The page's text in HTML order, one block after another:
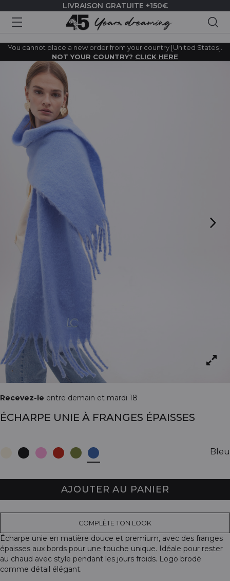
LIVRAISON GRATUITE +150€
You cannot place a new order from your country [United States].
NOT YOUR COUNTRY? CLICK HERE
Recevez-le entre demain et mardi 18
ÉCHARPE UNIE À FRANGES ÉPAISSES
Bleu
AJOUTER AU PANIER
COMPLÈTE TON LOOK
Écharpe unie en matière douce et premium, avec des franges
épaisses aux bords pour une touche unique. Idéale pour rester
au chaud avec style pendant les jours froids. Logo brodé
comme détail élégant.